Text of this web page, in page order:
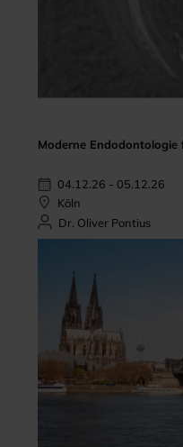
Moderne
04.12.26 - 05.12.26
Köln
Dr. Oliver Pontius